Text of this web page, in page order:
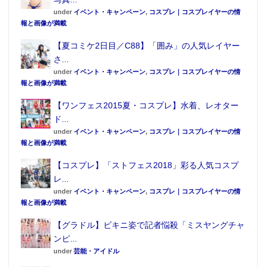
under イベント・キャンペーン, コスプレ｜コスプレイヤーの情
報と画像が満載
【夏コミケ2日目／C88】「囲み」の人気レイヤー
さ...
under イベント・キャンペーン, コスプレ｜コスプレイヤーの情
報と画像が満載
【ワンフェス2015夏・コスプレ】水着、レオター
ド...
under イベント・キャンペーン, コスプレ｜コスプレイヤーの情
報と画像が満載
【コスプレ】「ストフェス2018」彩る人気コスプ
レ...
under イベント・キャンペーン, コスプレ｜コスプレイヤーの情
報と画像が満載
【グラドル】ビキニ姿で記者悩殺「ミスヤングチャ
ンピ...
under 芸能・アイドル